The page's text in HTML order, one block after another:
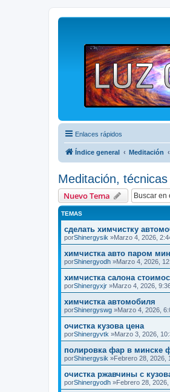
Enlaces rápidos
Índice general Meditación
Meditación,
Nuevo Tema
TEMAS
сделать химчистку
porShinergysik »Marzo 4, 2026,
химчистка авто паром
porShinergyodh »Marzo 4, 2026,
химчистка салона
porShinergyxjr »Marzo 4, 2026,
химчистка автомобиля
porShinergyswg »Marzo 4, 2026,
очистка кузова цена
porShinergyvtk »Marzo 3, 2026,
полировка фар в минске
porShinergysik »Febrero 28, 2026,
очистка ржавчины с
porShinergyodh »Febrero 28,